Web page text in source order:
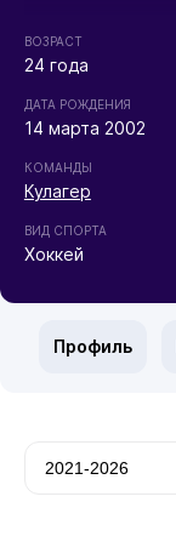
ВОЗРАСТ
24 года
ДАТА РОЖДЕНИЯ
14 марта 2002
КОМАНДЫ
Кулагер
ВИД СПОРТА
Хоккей
Профиль